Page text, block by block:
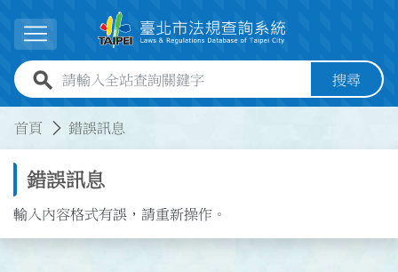
展開選單
全站查詢關鍵字欄位 搜尋
首頁 錯誤訊息
錯誤訊息
輸入內容格式有誤，請重新操作。